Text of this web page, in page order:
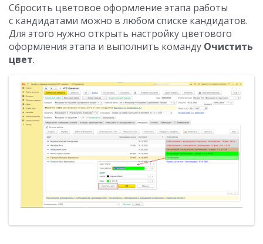
Сбросить цветовое оформление этапа работы
с кандидатами можно в любом списке кандидатов.
Для этого нужно открыть настройку цветового
оформления этапа и выполнить команду Очистить
цвет.